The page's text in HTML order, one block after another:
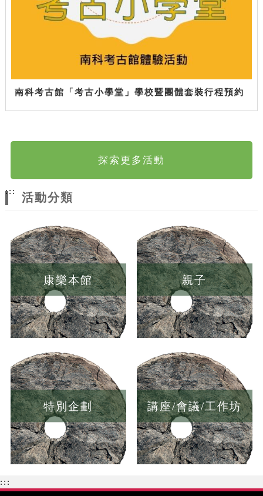
南科考古館「考古小學堂」學校暨團體套裝行程預約
探索更多活動
:::
活動分類
康樂本館 親子
特別企劃 講座/會議/工作坊
:::